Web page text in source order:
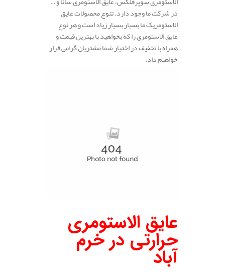
در شرکت ما وجود دارد. تنوع محصولات عایق
الاستومریک ما بسیار بسیار زیاد است و هر نوع
عایق الاستومری را که بخواهید با بهترین قیمت و
همراه با تخفیف در اختیار شما مشتریان گرامی قرار
خواهیم داد.
عایق الاستومری
حرارتی در خرم
آباد